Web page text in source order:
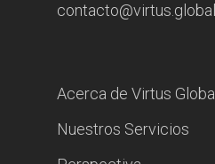
contacto@virtus.global
Acerca de Virtus Global
Nuestros Servicios